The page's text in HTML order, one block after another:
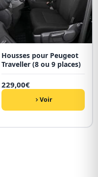
Housses pour Peugeot
Traveller (8 ou 9 places)
229,00€
Voir